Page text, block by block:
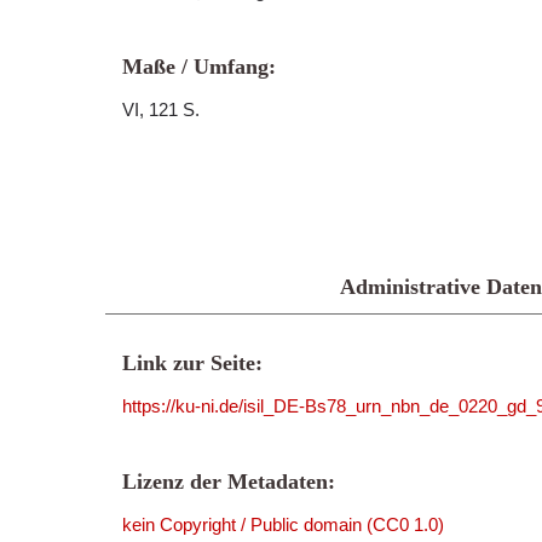
Maße / Umfang:
VI, 121 S.
Administrative Daten
Link zur Seite:
https://ku-ni.de/isil_DE-
Lizenz der Metadaten:
kein Copyright / Public domain (CC0 1.0)